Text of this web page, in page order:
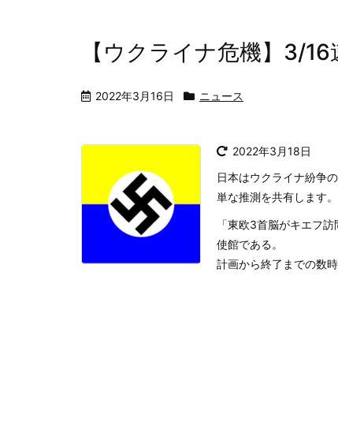
【ウクライナ危機】3/
2022年3月16日 ニュース
2022年3月18日
日本はウクライナ紛争
単な推測を共有します。
「東欧3首脳がキエフ
使館である。
計画から終了までの数